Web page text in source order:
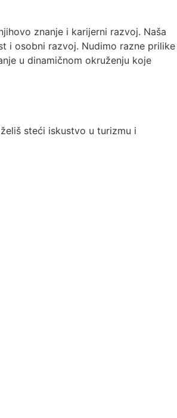
znanje i karijerni razvoj. Naša
i osobni razvoj. Nudimo razne prilike
u dinamičnom okruženju koje
steći iskustvo u turizmu i